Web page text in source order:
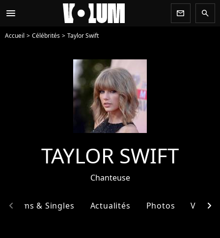
menu newsletter search
Accueil Célébrités Taylor Swift
TAYLOR SWIFT
Chanteuse
Albums & Singles Actualités Photos Vidéos
chevron_left chevron_right